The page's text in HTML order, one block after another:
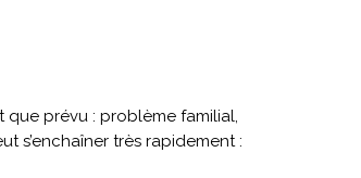
prévu : problème familial,
s’enchaîner très rapidement :